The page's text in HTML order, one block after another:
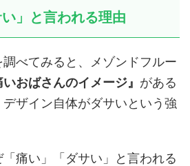
い」と言われる理由
調べてみると、メゾンドフルー
いおばさんのイメージ』 がある
ザイン自体がダサいという強
痛い」「ダサい」と言われる